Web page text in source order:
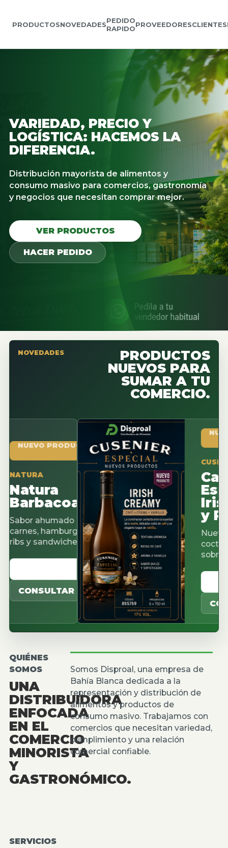
PRODUCTOSNOVEDADESPEDIDO
RAPIDOPROVEEDORESCLIENTES
VARIEDAD, PRECIO Y
LOGÍSTICA: HACEMOS LA
DIFERENCIA.
Distribución mayorista de alimentos y
consumo masivo para comercios, gastronomía
y negocios que necesitan comprar mejor.
VER PRODUCTOS
HACER PEDIDO
NOVEDADES
PRODUCTOS
NUEVOS PARA
SUMAR A TU
COMERCIO.
PRODUCTO
ahumado para
hamburguesas,
sandwiches.
NUEVO
CUSENIER
Cacao
Irish
y
Nuevos
cocteleria,
sobremesas.
VER
QUIÉNES
SOMOS
UNA
DISTRIBUIDORA
ENFOCADA
EN EL
COMERCIO
MINORISTA
Y
GASTRONÓMICO.
Somos Disproal, una empresa de
Bahía Blanca dedicada a la
representación y distribución de
alimentos y productos de
consumo masivo. Trabajamos con
comercios que necesitan variedad,
cumplimiento y una relación
comercial confiable.
SERVICIOS